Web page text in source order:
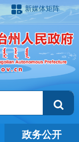
新媒体矩阵
政务公开